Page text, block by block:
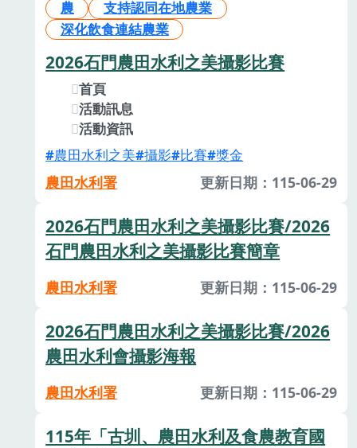
農
支持認同在地農業
深化飲食連結農業
2026石門農田水利之美攝影比賽
首頁
活動訊息
活動資訊
農田水利之美 攝影 比賽 獎金
農田水利署 更新日期：115-06-29
2026石門農田水利之美攝影比賽/2026
石門農田水利之美攝影比賽簡章
農田水利署 更新日期：115-06-29
2026石門農田水利之美攝影比賽/2026
農田水利會攝影海報
農田水利署 更新日期：115-06-29
115年「古圳、農田水利及食農教育國